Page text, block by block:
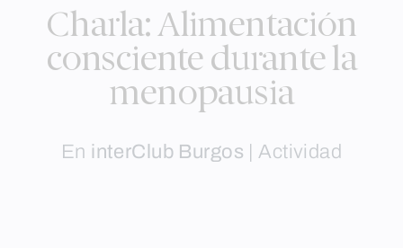
Charla: Alimentación
consciente durante la
menopausia
En interClub Burgos |Actividad